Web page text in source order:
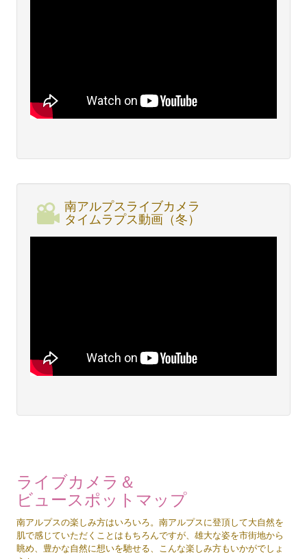
南アルプスライブカメラ
タイムラプス動画（冬）
ライブカメラ＆
ビュースポットマップ
南アルプスの楽しみ方はいろいろ。南アルプスに登頂して大自然を
肌で感じていただくことはもちろんですが、雄大な姿を市街地から
眺め、豊かな自然に想いを馳せる、こんな楽しみ方もいかがでしょ